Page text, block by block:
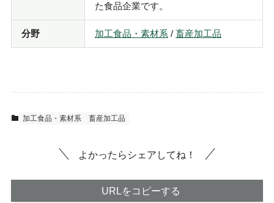
た食品企業です。
分野 加工食品・素材系/ 畜産加工品
加工食品・素材系 畜産加工品
よかったらシェアしてね！
URLをコピーする